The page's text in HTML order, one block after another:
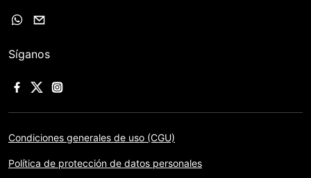
Síganos
Condiciones generales de uso (CGU)
Política de protección de datos personales